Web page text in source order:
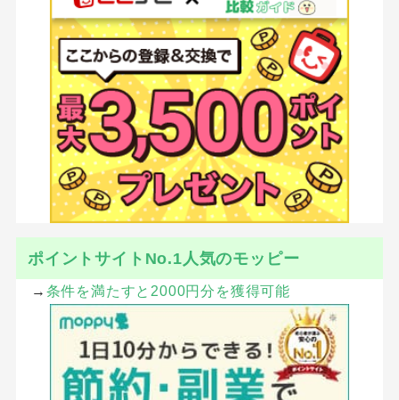
ポイントサイトNo.1人気のモッピー
→ 条件を満たすと2000円分を獲得可能